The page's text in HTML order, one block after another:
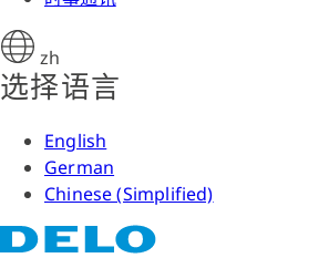
zh
选择语言
English
German
Chinese (Simplified)